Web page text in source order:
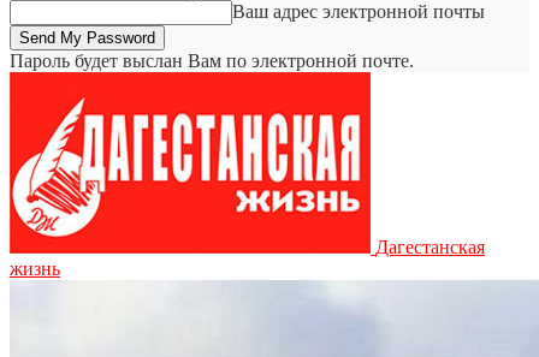
Ваш адрес электронной почты
Пароль будет выслан Вам по электронной почте.
Дагестанская
жизнь